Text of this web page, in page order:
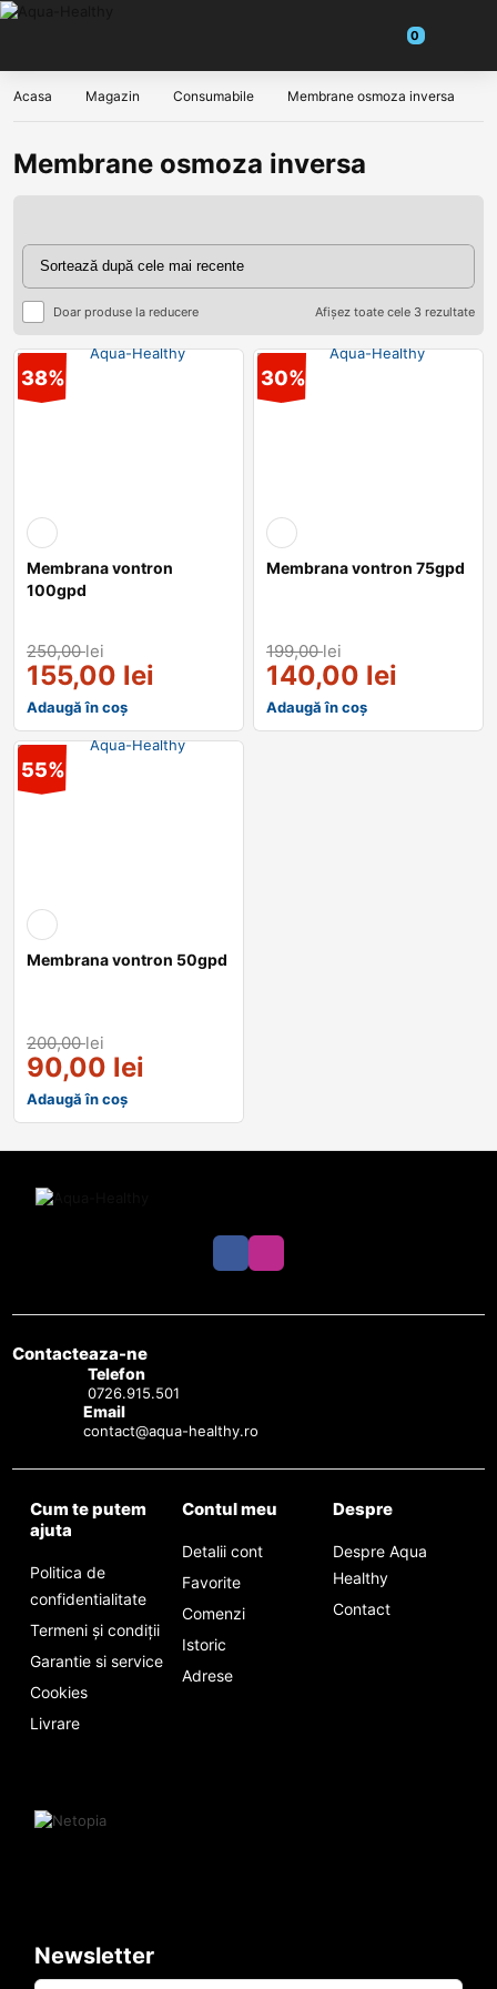
Acasa Magazin Consumabile Membrane osmoza inversa
Membrane osmoza inversa
Doar produse la reducere Afișez toate cele 3 rezultate
38%
Membrana vontron
100gpd
250,00lei
155,00 lei
Adaugă în coș
30%
Membrana vontron 75gpd
199,00lei
140,00 lei
Adaugă în coș
55%
Membrana vontron 50gpd
200,00lei
90,00 lei
Adaugă în coș
Contacteaza-ne
Telefon
0726.915.501
Email
contact@aqua-healthy.ro
Cum te putem
ajuta
Politica de
confidentialitate
Termeni și condiții
Garantie si service
Cookies
Livrare
Contul meu
Detalii cont
Favorite
Comenzi
Istoric
Adrese
Despre
Despre Aqua
Healthy
Contact
Newsletter